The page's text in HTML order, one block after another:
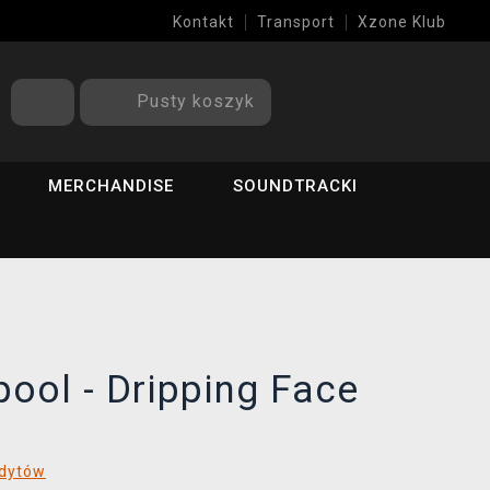
Kontakt Transport Xzone Klub
Pusty koszyk
MERCHANDISE SOUNDTRACKI
- Dripping Face